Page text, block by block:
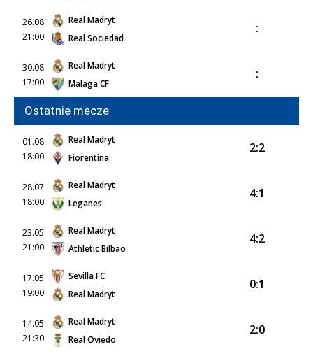
26.08
21:00
Real Madryt
Real Sociedad
:
30.08
17:00
Real Madryt
Malaga CF
:
Ostatnie mecze
01.08
18:00
Real Madryt
Fiorentina
2:2
28.07
18:00
Real Madryt
Leganes
4:1
23.05
21:00
Real Madryt
Athletic Bilbao
4:2
17.05
19:00
Sevilla FC
Real Madryt
0:1
14.05
21:30
Real Madryt
Real Oviedo
2:0